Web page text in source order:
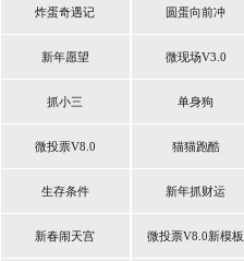
炸蛋奇遇记 圆蛋向前冲
新年愿望 微现场V3.0
抓小三 单身狗
微投票V8.0 猫猫跑酷
生存条件 新年抓财运
新春闹天宫 微投票V8.0新模板